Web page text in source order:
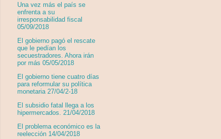
Una vez más el país se
enfrenta a su
irresponsabilidad fiscal
05/09/2018
El gobierno pagó el rescate
que le pedían los
secuestradores. Ahora irán
por más 05/05/2018
El gobierno tiene cuatro días
para reformular su política
monetaria 27/04/2-18
El subsidio fatal llega a los
hipermercados. 21/04/2018
El problema económico es la
reelección 14/04/2018